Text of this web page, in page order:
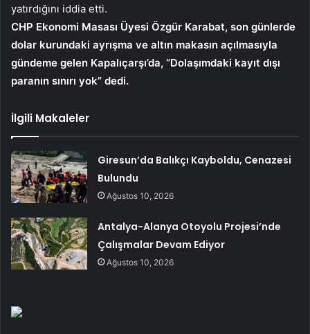
yatırdığını iddia etti.
CHP Ekonomi Masası Üyesi Özgür Karabat, son günlerde
dolar kurundaki ayrışma ve altın makasın açılmasıyla
gündeme gelen Kapalıçarşı’da, “Dolaşımdaki kayıt dışı
paranın sınırı yok” dedi.
İlgili Makaleler
Giresun’da Balıkçı Kayboldu, Cenazesi
Bulundu
Ağustos 10, 2026
Antalya-Alanya Otoyolu Projesi’nde
Çalışmalar Devam Ediyor
Ağustos 10, 2026